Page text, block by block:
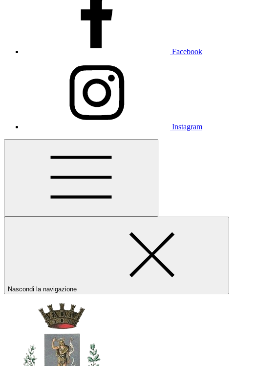
Facebook
Instagram
Nascondi la navigazione